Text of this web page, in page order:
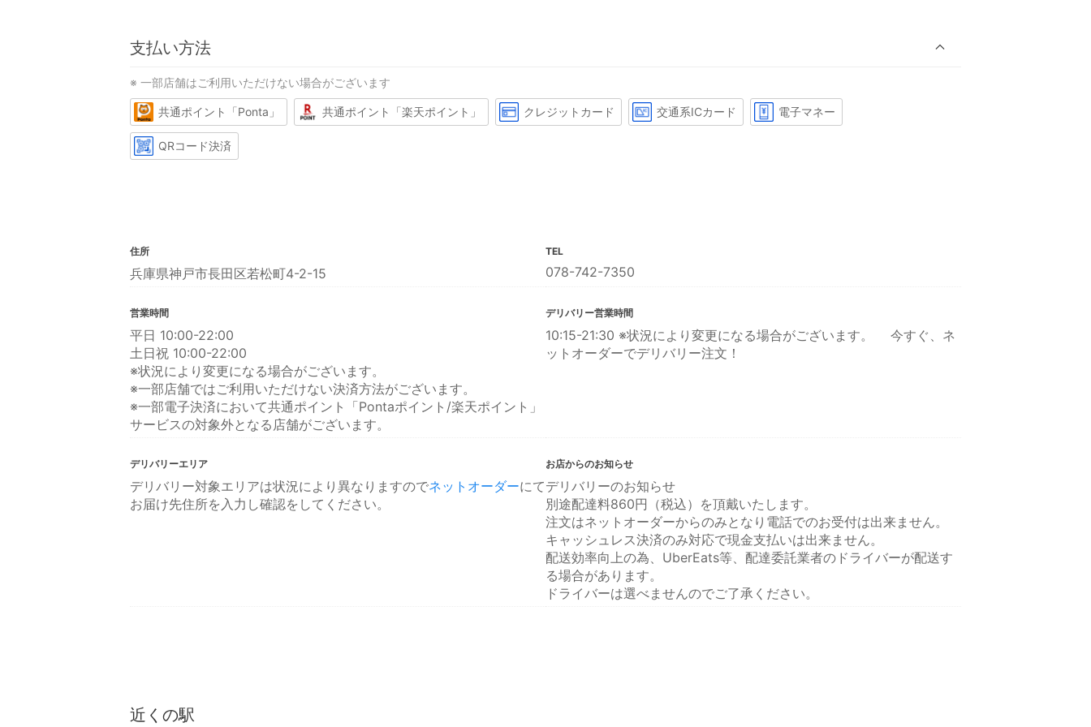
支払い方法
※ 一部店舗はご利用いただけない場合がございます
共通ポイント「Ponta」 共通ポイント「楽天ポイント」 クレジットカード 交通系ICカード 電子マネー
QRコード決済
住所
兵庫県神戸市長田区若松町4-2-15
TEL
078-742-7350
営業時間
平日 10:00-22:00
土日祝 10:00-22:00
※状況により変更になる場合がございます。
※一部店舗ではご利用いただけない決済方法がございます。
※一部電子決済において共通ポイント「Pontaポイント/楽天ポイント」
サービスの対象外となる店舗がございます。
デリバリー営業時間
10:15-21:30 ※状況により変更になる場合がございます。 今すぐ、ネ
ットオーダーでデリバリー注文！
デリバリーエリア
デリバリー対象エリアは状況により異なりますのでネットオーダーにて
お届け先住所を入力し確認をしてください。
お店からのお知らせ
デリバリーのお知らせ
別途配達料860円（税込）を頂戴いたします。
注文はネットオーダーからのみとなり電話でのお受付は出来ません。
キャッシュレス決済のみ対応で現金支払いは出来ません。
配送効率向上の為、UberEats等、配達委託業者のドライバーが配送す
る場合があります。
ドライバーは選べませんのでご了承ください。
近くの駅